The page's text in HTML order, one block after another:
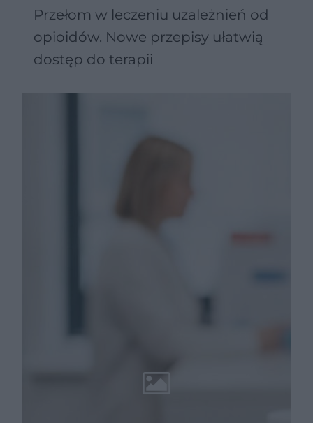
Przełom w leczeniu uzależnień od
opioidów. Nowe przepisy ułatwią
dostęp do terapii